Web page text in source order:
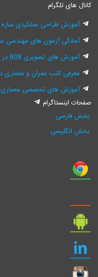
کانال های تلگرام
آموزش طراحی عملکردی سازه
آمادگی آزمون های مهندسی
آموزش های تصویری 808 در تلگرام
معرفی کتب عمران و معماری
آموزش های تخصصی معماری
صفحات اینستاگرام
بخش فارسی
بخش انگلیسی